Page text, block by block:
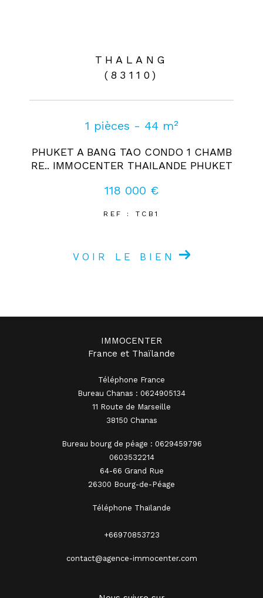
THALANG
(83110)
1 pièces - 44 m²
PHUKET A BANG TAO CONDO 1 CHAMB
RE.. IMMOCENTER THAILANDE PHUKET
118 000 €
REF : TCB1
VOIR LE BIEN
IMMOCENTER
France et Thaïlande
Téléphone France
Bureau Chanas : 0624905134
11 Route de Marseille
38150 Chanas
Bureau bourg de péage : 0629459796
0603532214
64-66 Grand Rue
26300 Bourg-de-Péage
Téléphone Thaïlande
+66970853723
contact@agence-immocenter.com